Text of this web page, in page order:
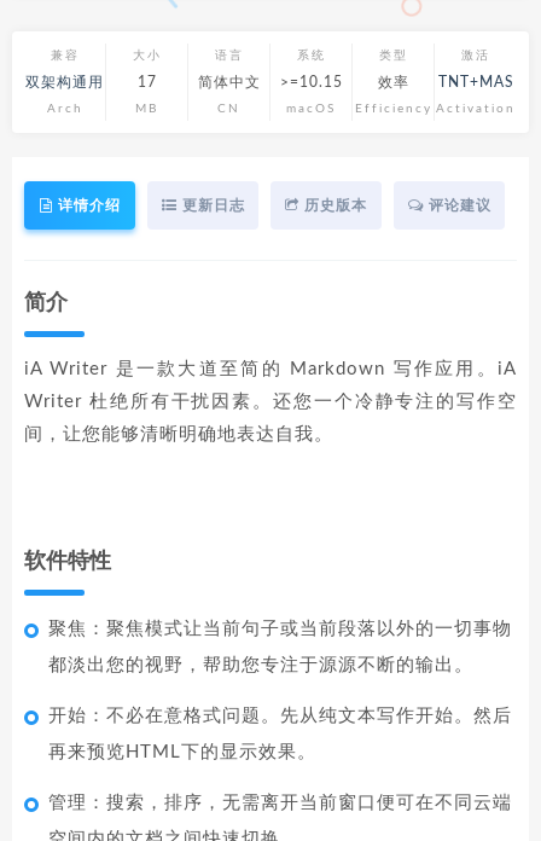
兼容
双架构通用
Arch
大小
17
MB
语言
简体中文
CN
系统
>=10.15
macOS
类型
效率
Efficiency
激活
TNT+MAS
Activation
详情介绍 更新日志 历史版本 评论建议
简介
iA Writer 是一款大道至简的 Markdown 写作应用。iA
Writer 杜绝所有干扰因素。还您一个冷静专注的写作空
间，让您能够清晰明确地表达自我。
软件特性
聚焦：聚焦模式让当前句子或当前段落以外的一切事物
都淡出您的视野，帮助您专注于源源不断的输出。
开始：不必在意格式问题。先从纯文本写作开始。然后
再来预览HTML下的显示效果。
管理：搜索，排序，无需离开当前窗口便可在不同云端